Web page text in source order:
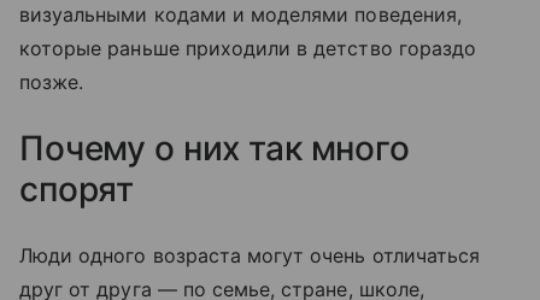
визуальными кодами и моделями поведения,
которые раньше приходили в детство гораздо
позже.
Почему о них так много
спорят
Люди одного возраста могут очень отличаться
друг от друга — по семье, стране, школе,